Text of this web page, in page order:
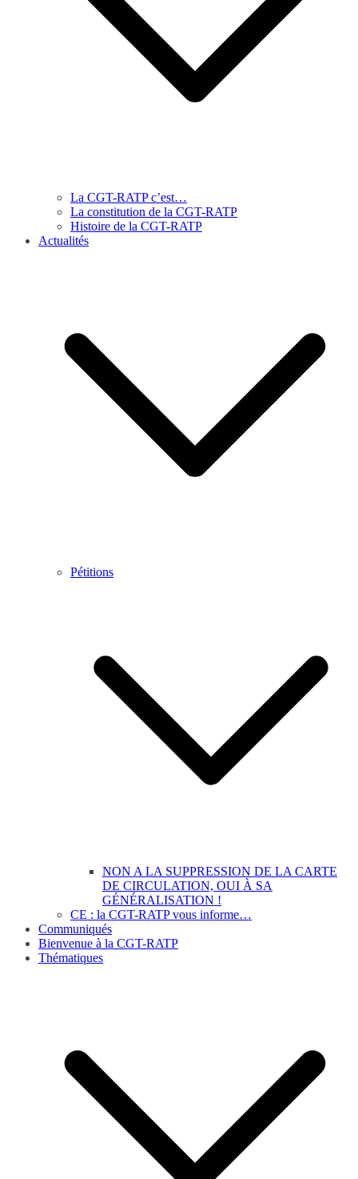
La CGT-RATP c’est…
La constitution de la CGT-RATP
Histoire de la CGT-RATP
Actualités
Pétitions
NON A LA SUPPRESSION DE LA CARTE
DE CIRCULATION, OUI À SA
GÉNÉRALISATION !
CE : la CGT-RATP vous informe…
Communiqués
Bienvenue à la CGT-RATP
Thématiques